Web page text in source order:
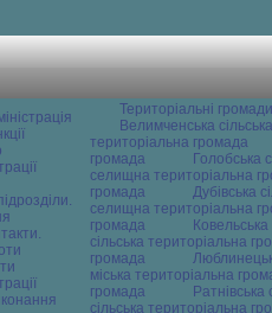
Територіальні громади
Велимченська
територіальна громада
громада
Голобська
селищна територіальна
громада
Дубівська
селищна територіальна
громада
сільська територіальна
громада
міська територіальна
громада
сільська територіальна